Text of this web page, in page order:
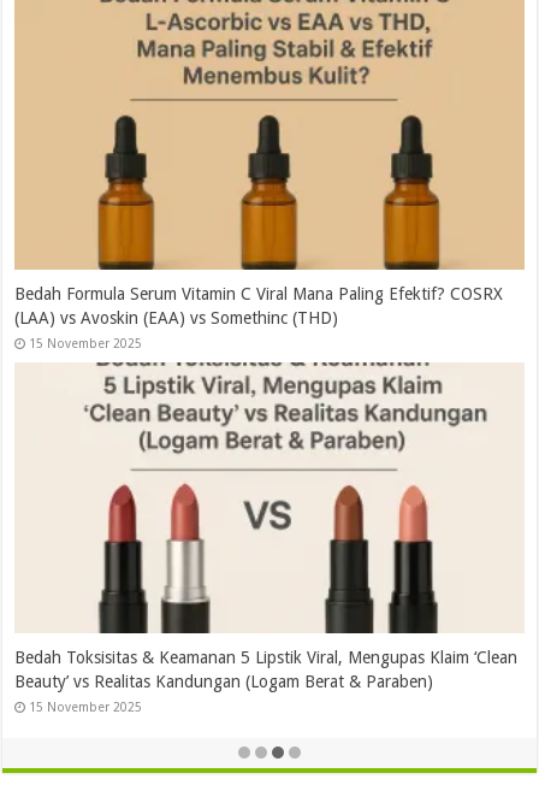
Bedah Formula Serum Vitamin C Viral Mana Paling Efektif? COSRX
(LAA) vs Avoskin (EAA) vs Somethinc (THD)
15 November 2025
Bedah Toksisitas & Keamanan 5 Lipstik Viral, Mengupas Klaim ‘Clean
Beauty’ vs Realitas Kandungan (Logam Berat & Paraben)
15 November 2025